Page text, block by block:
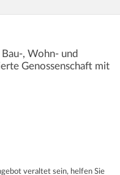
Stellplatzes.
, Wohn- und
Genossenschaft mit
veraltet sein, helfen Sie